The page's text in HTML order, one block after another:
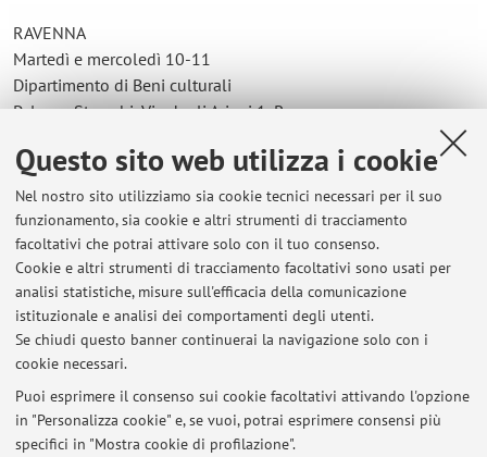
Questo sito web utilizza i cookie
Nel nostro sito utilizziamo sia cookie tecnici necessari per il suo
funzionamento, sia cookie e altri strumenti di tracciamento
facoltativi che potrai attivare solo con il tuo consenso.
Cookie e altri strumenti di tracciamento facoltativi sono usati per
analisi statistiche, misure sull'efficacia della comunicazione
istituzionale e analisi dei comportamenti degli utenti.
Se chiudi questo banner continuerai la navigazione solo con i
cookie necessari.
Puoi esprimere il consenso sui cookie facoltativi attivando l'opzione
in "Personalizza cookie" e, se vuoi, potrai esprimere consensi più
specifici in "Mostra cookie di profilazione".
RAVENNA
Martedì e mercoledì 10-11
Dipartimento di Beni culturali
Palazzo Strocchi, Via degli Ariani 1, Ravenna
BOLOGNA
Venerdì 10-13
Dipartimento di Filologia classica e italianistica
Via Zamboni 32, Bologna
È gradito un contatto preliminare per email.
Ultimi avvisi